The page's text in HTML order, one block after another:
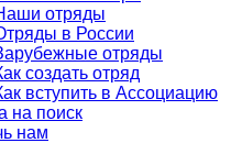
отряды
в России
отряды
создать отряд
вступить в Ассоциацию
на поиск
нам